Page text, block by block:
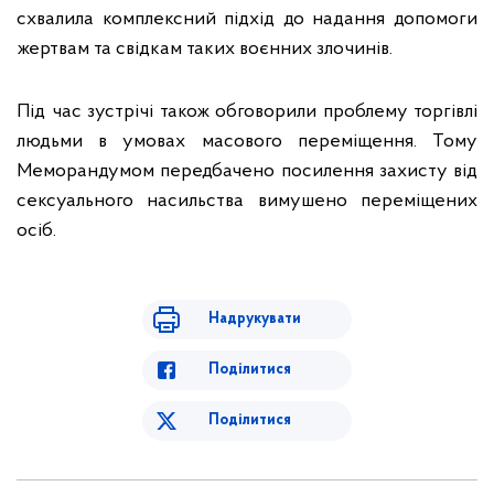
схвалила комплексний підхід до надання допомоги
жертвам та свідкам таких воєнних злочинів.
Під час зустрічі також обговорили проблему торгівлі
людьми в умовах масового переміщення. Тому
Меморандумом передбачено посилення захисту від
сексуального насильства вимушено переміщених
осіб.
Надрукувати
Поділитися
Поділитися